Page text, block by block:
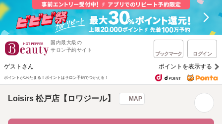
国内最大級の
サロン予約サイト
ブックマーク ログイン
ゲストさん ポイントを表示する
ポイントが1%たまる！ ポイントはサロン予約でつかえる！
Loisirs 松戸店【ロワジール】 MAP